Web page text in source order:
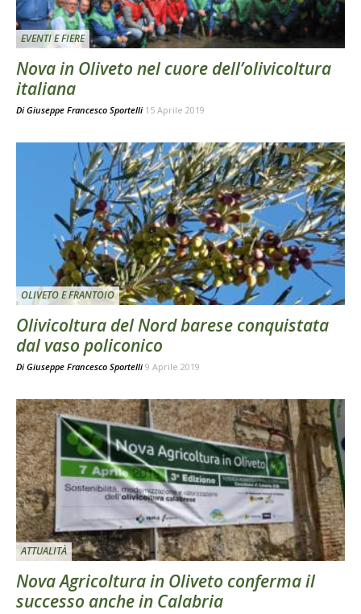
EVENTI E FIERE
Nova in Oliveto nel cuore dell’olivicoltura
italiana
Di Giuseppe Francesco Sportelli 15 Aprile 2019
OLIVETO E FRANTOIO
Olivicoltura del Nord barese conquistata
dal vaso policonico
Di Giuseppe Francesco Sportelli 9 Aprile 2019
ATTUALITÀ
Nova Agricoltura in Oliveto conferma il
successo anche in Calabria